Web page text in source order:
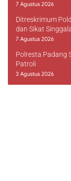
7 Agustus 2026
Ditreskrimum
dan Sikat
7 Agustus 2026
Polresta Padang
Patroli
3 Agustus 2026